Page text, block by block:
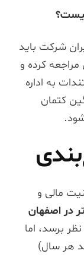
شرکت باید
کرده و
به اداره
کتمان
مالی و
در اصفهان
برسد، اما
هر سال)